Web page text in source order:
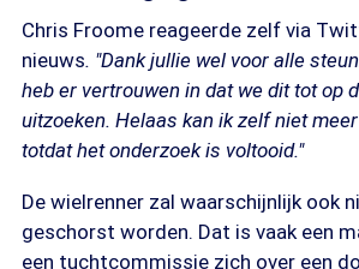
Chris Froome reageerde zelf via
nieuws. "Dank jullie wel voor alle
heb er vertrouwen in dat we dit tot op
uitzoeken. Helaas kan ik zelf niet
totdat het onderzoek is voltooid."
De wielrenner zal waarschijnlijk ook
geschorst worden. Dat is vaak een
een tuchtcommissie zich over een